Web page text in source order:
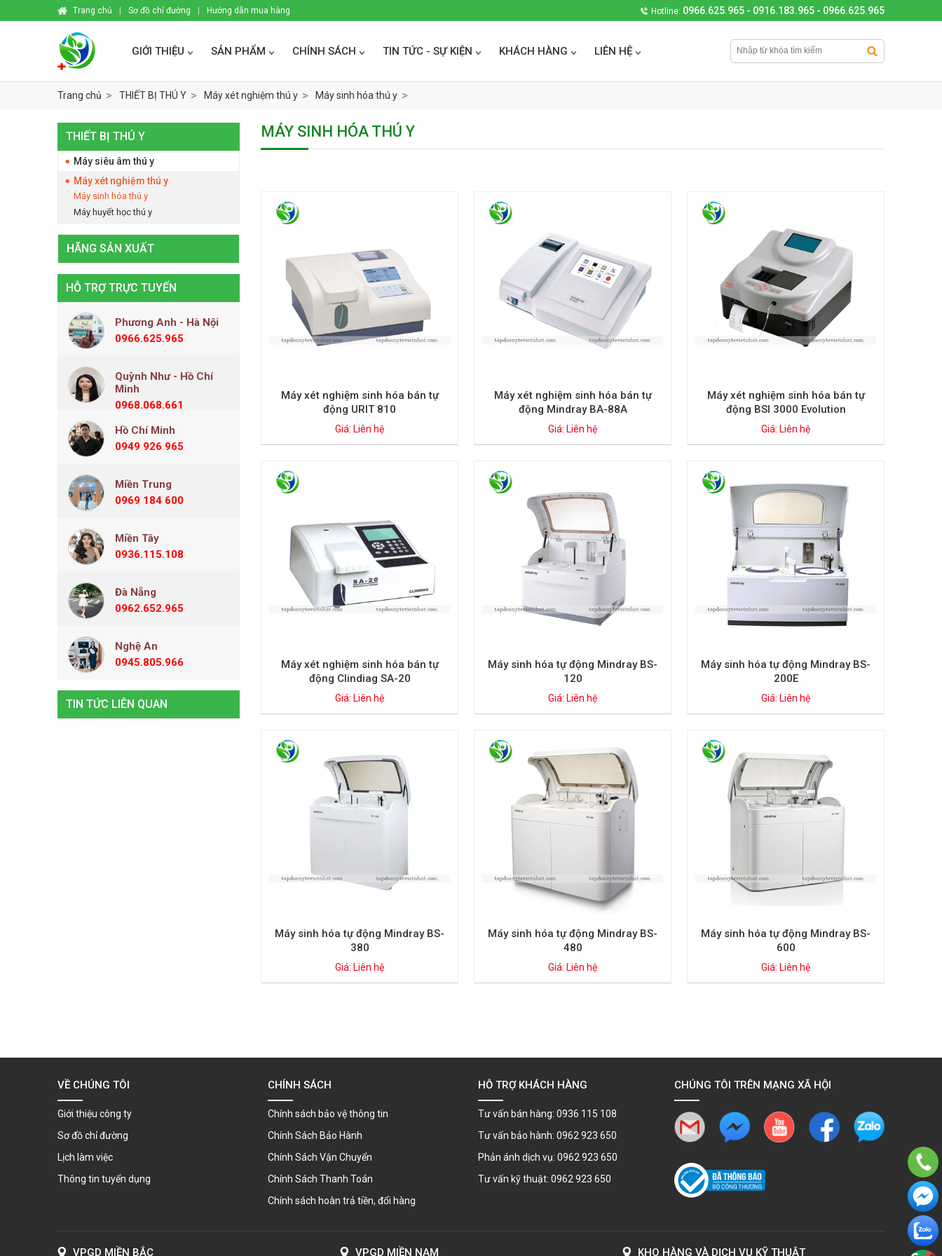
GIỚI THIỆU SẢN PHẨM CHÍNH SÁCH TIN TỨC - SỰ KIỆN KHÁCH HÀNG LIÊN HỆ
Trang chủ THIẾT BỊ THÚ Y Máy xét nghiệm thú y Máy sinh hóa thú y
THIẾT BỊ THÚ Y
Máy siêu âm thú y
Máy xét nghiệm thú y
Máy sinh hóa thú y
Máy huyết học thú y
HÃNG SẢN XUẤT
HỖ TRỢ TRỰC TUYẾN
Phương Anh - Hà Nội
0966.625.965
Quỳnh Như - Hồ Chí
Minh
0968.068.661
Hồ Chí Minh
0949 926 965
Miền Trung
0969 184 600
Miền Tây
0936.115.108
Đà Nẵng
0962.652.965
Nghệ An
0945.805.966
TIN TỨC LIÊN QUAN
MÁY SINH HÓA THÚ Y
Máy xét nghiệm sinh hóa bán tự
động URIT 810
Giá: Liên hệ
Máy xét nghiệm sinh hóa bán tự
động Mindray BA-88A
Giá: Liên hệ
Máy xét nghiệm sinh hóa bán tự
động BSI 3000 Evolution
Giá: Liên hệ
Máy xét nghiệm sinh hóa bán tự
động Clindiag SA-20
Giá: Liên hệ
Máy sinh hóa tự động Mindray BS-
120
Giá: Liên hệ
Máy sinh hóa tự động Mindray BS-
200E
Giá: Liên hệ
Máy sinh hóa tự động Mindray BS-
380
Giá: Liên hệ
Máy sinh hóa tự động Mindray BS-
480
Giá: Liên hệ
Máy sinh hóa tự động Mindray BS-
600
Giá: Liên hệ
CHÚNG TÔI TRÊN MẠNG XÃ HỘI
VỀ CHÚNG TÔI
Giới thiệu công ty
Sơ đồ chỉ đường
Lịch làm việc
Thông tin tuyển dụng
CHÍNH SÁCH
Chính sách bảo vệ thông tin
Chính Sách Bảo Hành
Chính Sách Vận Chuyển
Chính Sách Thanh Toán
Chính sách hoàn trả tiền, đổi hàng
HỖ TRỢ KHÁCH HÀNG
Tư vấn bán hàng: 0936 115 108
Tư vấn bảo hành: 0962 923 650
Phản ánh dịch vụ: 0962 923 650
Tư vấn kỹ thuật: 0962 923 650
VPGD MIỀN BẮC VPGD MIỀN NAM KHO HÀNG VÀ DỊCH VỤ KỸ THUẬT
Hotline: 0966.625.965 - 0916.183.965 - 0966.625.965
Trang chủ Sơ đồ chỉ đường Hướng dẫn mua hàng